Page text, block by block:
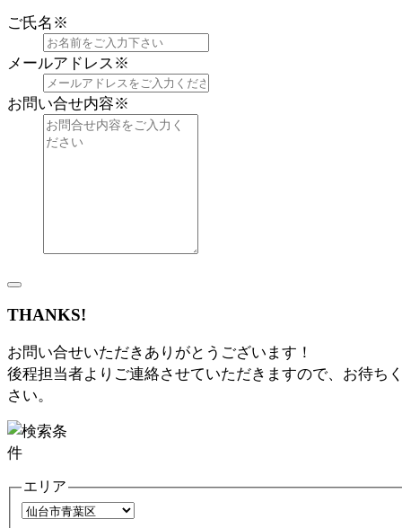
ご氏名 ※
メールアドレス ※
お問い合せ内容※
THANKS!
お問い合せいただきありがとうございます！
後程担当者よりご連絡させていただきますので、お待ち
さい。
エリア